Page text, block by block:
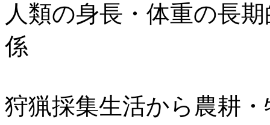
人類の身長・体重の長
係
狩猟採集生活から農耕